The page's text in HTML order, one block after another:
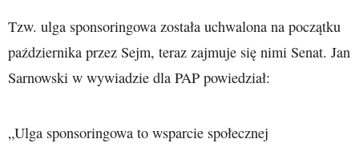
Tzw. ulga sponsoringowa została uchwalona na początku
października przez Sejm, teraz zajmuje się nimi Senat. Jan
Sarnowski w wywiadzie dla PAP powiedział:
„Ulga sponsoringowa to wsparcie społecznej